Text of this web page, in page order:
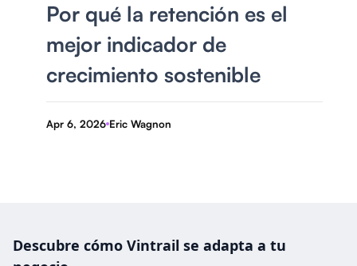
Por qué la retención es el
mejor indicador de
crecimiento sostenible
Apr 6, 2026 Eric Wagnon
Descubre cómo Vintrail se adapta a tu